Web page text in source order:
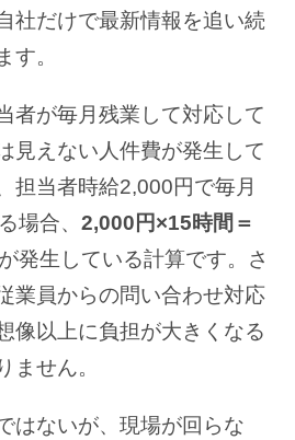
社だけで最新情報を追い続
す。
者が毎月残業して対応して
見えない人件費が発生して
担当者時給2,000円で毎月
場合、2,000円×15時間＝
発生している計算です。さ
業員からの問い合わせ対応
像以上に負担が大きくなる
ません。
はないが、現場が回らな